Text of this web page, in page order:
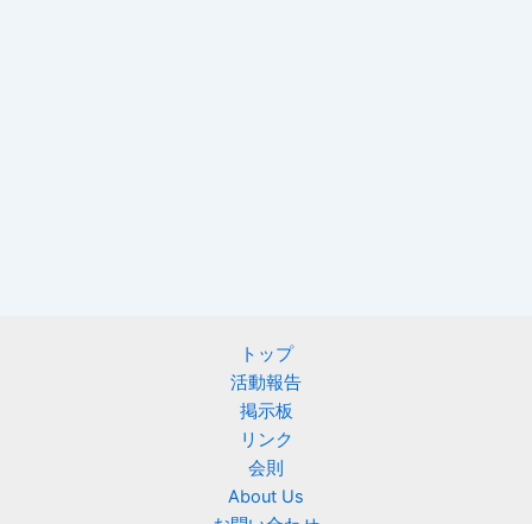
トップ
活動報告
掲示板
リンク
会則
About Us